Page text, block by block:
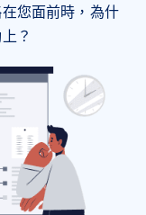
您面前時，為什
？